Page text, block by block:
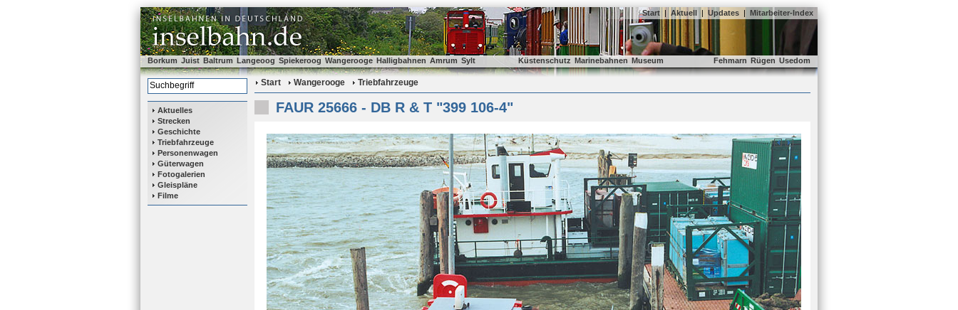
Start | Aktuell | Updates | Mitarbeiter-Index
Borkum Juist Baltrum Langeoog Spiekeroog Wangerooge Halligbahnen Amrum Sylt Küstenschutz Marinebahnen Museum Fehmarn Rügen Usedom
Aktuelles
Strecken
Geschichte
Triebfahrzeuge
Personenwagen
Güterwagen
Fotogalerien
Gleispläne
Filme
Start Wangerooge Triebfahrzeuge
FAUR 25666 - DB R & T "399 106-4"